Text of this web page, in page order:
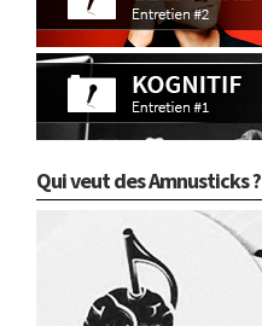
Qui veut des Amnusticks ?